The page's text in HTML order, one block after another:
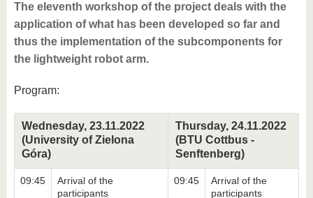
The eleventh workshop of the project deals with the
application of what has been developed so far and
thus the implementation of the subcomponents for
the lightweight robot arm.
Program:
Wednesday, 23.11.2022
(University of Zielona
Góra)
Thursday, 24.11.2022
(BTU Cottbus -
Senftenberg)
09:45
Arrival of the
participants
09:45
Arrival of the
participants